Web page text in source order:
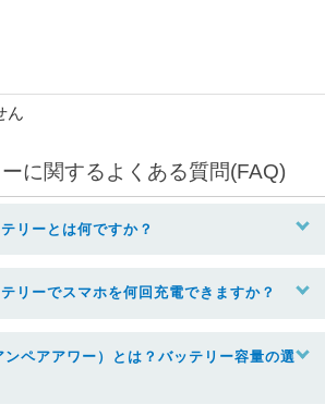
ん
に関するよくある質問(FAQ)
リーとは何ですか？
リーでスマホを何回充電できますか？
ペアアワー）とは？バッテリー容量の選